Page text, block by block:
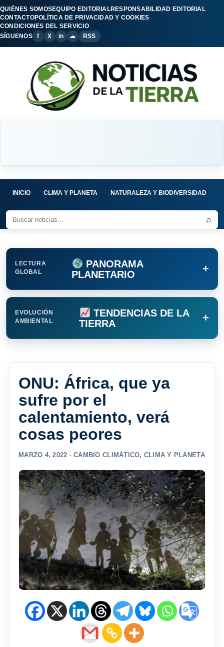
QUIÉNES SOMOSEQUIPO EDITORIALRESPONSABILIDAD EDITORIAL
CONTACTOPOLÍTICA DE PRIVACIDAD Y COOKIES
CONDICIONES DEL SERVICIO
SÍGUENOS
f X in ☁ RSS
INICIO CLIMA Y PLANETA NATURALEZA Y BIODIVERSIDAD
⌕
LECTURA
GLOBAL
PANORAMA
PLANETARIO
+
EVOLUCIÓN
AMBIENTAL
TENDENCIAS DE LA
TIERRA
+
ONU: África, que ya
sufre por el
calentamiento, verá
cosas peores
MARZO 4, 2022 ·CAMBIO CLIMÁTICO, CLIMA Y PLANETA